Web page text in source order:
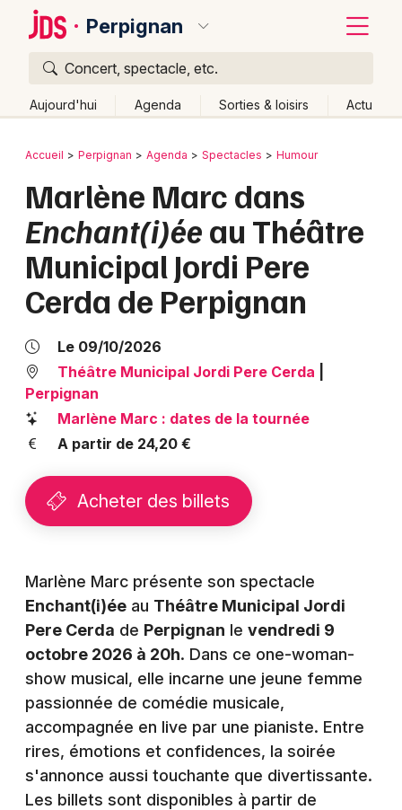
Perpignan
Concert, spectacle, etc.
Aujourd'hui Agenda Sorties & loisirs Actu
Publier un événement
Grands événements
Activité & Expérience
Manifestations
Foires & salons
Spectacles
Concerts
Sports
Sorties famille
Expos
Sorties & loisirs
Humour dans les Pyrénées-Orientales
Humour en Languedoc-Roussillon
Bordeaux
Colmar
Lille
Lyon
Marseille
Mulhouse
Montpellier
Nantes
Nice
Paris
Toutes les villes
Retour
Accueil Perpignan Agenda Spectacles Humour
Marlène Marc dans
Enchant(i)ée au Théâtre
Municipal Jordi Pere
Cerda de Perpignan
Le 09/10/2026
Théâtre Municipal Jordi Pere Cerda
Perpignan
Marlène Marc : dates de la tournée
A partir de 24,20 €
Acheter des billets
Marlène Marc présente son spectacle
Enchant(i)ée au Théâtre Municipal Jordi
Pere Cerda de Perpignan le vendredi 9
octobre 2026 à 20h. Dans ce one-woman-
show musical, elle incarne une jeune femme
passionnée de comédie musicale,
accompagnée en live par une pianiste. Entre
rires, émotions et confidences, la soirée
s'annonce aussi touchante que divertissante.
Les billets sont disponibles à partir de
Quoi ?
Où ?
Languedoc-Roussillon
Partout
Près de moi
Changer de lieu
Quand ?
Effacer les dates
Aujourd'hui
Demain Ce week-end